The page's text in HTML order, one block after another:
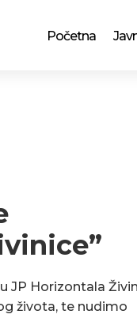
Početna
JP Horizontala
života, te nudimo